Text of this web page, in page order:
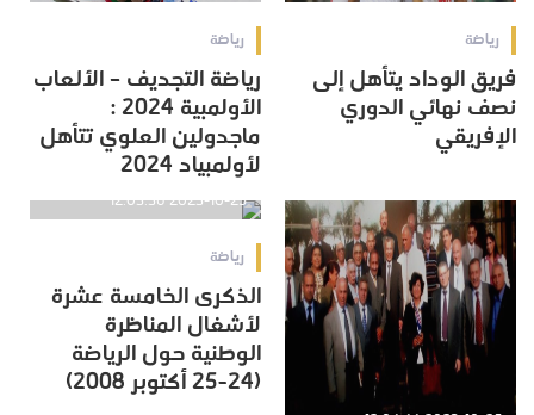
رياضة
فريق الوداد يتأهل إلى
نصف نهائي الدوري
الإفريقي
رياضة
رياضة التجديف – الألعاب
الأولمبية 2024 :
ماجدولين العلوي تتأهل
لأولمبياد 2024
2023-10-25 12:03:36
رياضة
الذكرى الخامسة عشرة
لأشغال المناظرة
الوطنية حول الرياضة
(24-25 أكتوبر 2008)